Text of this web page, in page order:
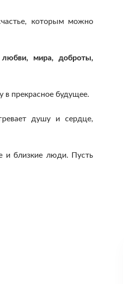
которым можно
мира, доброты,
в прекрасное будущее.
душу и сердце,
и близкие люди. Пусть